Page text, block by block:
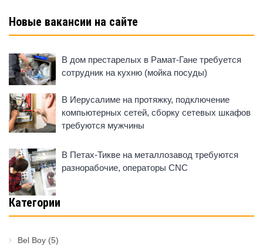
Новые вакансии на сайте
В дом престарелых в Рамат-Гане требуется
сотрудник на кухню (мойка посуды)
В Иерусалиме на протяжку, подключение
компьютерных сетей, сборку сетевых шкафов
требуются мужчины
В Петах-Тикве на металлозавод требуются
разнорабочие, операторы CNC
Категории
Bel Boy (5)